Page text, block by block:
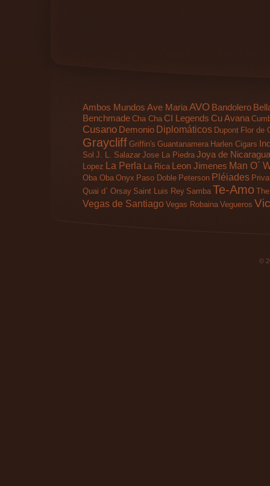
Ambos Mundos Ave MariaAVO Bandolero
Benchmade Cha Cha CI Legends Cu Avana
Cusano Demonio Diplomáticos Dupont Flor de
Graycliff Griffin's Guantanamera Harlen Cigars
Sol J. L. Salazar Jose La Piedra Joya de Nicaragua
Lopez La Perla La Rica Leon Jimenes Man O´
Oba Oba Onyx Paso Doble Peterson Pléiades
Quai d´ Orsay Saint Luis Rey Samba Te-Amo
Vegas de Santiago Vegas Robaina Vegueros
©